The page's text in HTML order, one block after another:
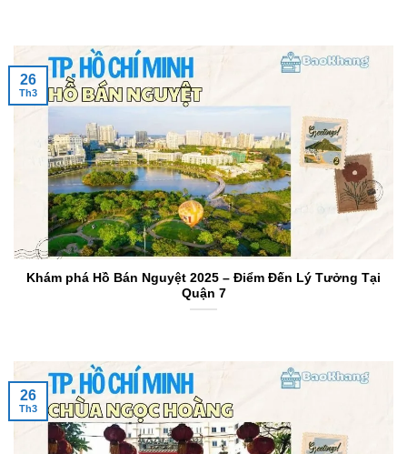
Khám phá Hồ Bán Nguyệt 2025 – Điểm Đến Lý Tưởng Tại
Quận 7
26
Th3
26
Th3